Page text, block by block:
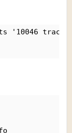
'10046 trace